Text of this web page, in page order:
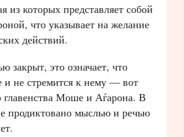
которых представляет собой
действий.
закрыт, это означает, что
и не стремится к нему — вот
главенства Моше и Аѓарона. В
продиктовано мыслью и речью